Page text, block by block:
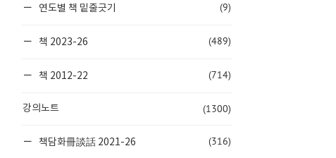
연도별 책 밑줄긋기 (9)
책 2023-26 (489)
책 2012-22 (714)
강의노트 (1300)
책담화冊談話 2021-26 (316)